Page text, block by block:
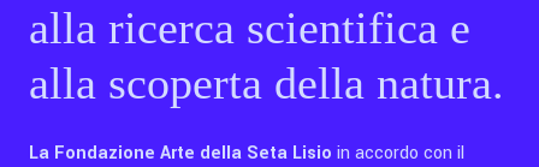
alla ricerca scientifica e
alla scoperta della natura.
La Fondazione Arte della Seta Lisio in accordo con il